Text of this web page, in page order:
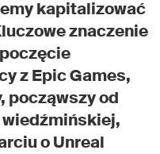
kapitalizować
znaczenie
z Epic Games,
począwszy od
o Unreal